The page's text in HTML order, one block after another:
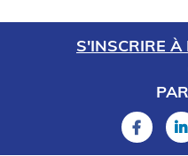
S'INSCRIRE